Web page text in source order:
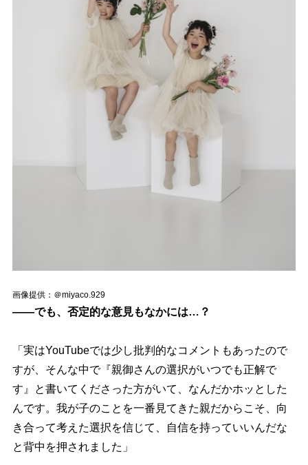
画像提供：＠miyaco.929
――でも、否定的な意見もなかには…？
「実はYouTubeでは少し批判的なコメントもあったので
すが、そんな中で『親御さんの選択がいつでも正解で
す』と書いてくださった方がいて、なんだかホッとした
んです。我が子のことを一番見てきた親だからこそ、向
き合って考えた選択を信じて、自信を持っていいんだな
と背中を押されました」